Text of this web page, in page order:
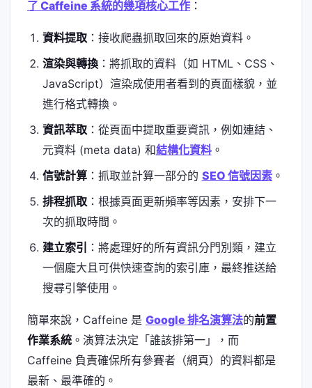
了 Caffeine 系統的幾項核心工作 ：
資料提取：接收爬蟲抓取回來的原始資料。
渲染與轉換：將抓取的資料（如 HTML、CSS、
JavaScript）渲染成使用者看到的頁面樣貌，並
進行格式轉換。
資訊萃取：從頁面中提取重要資訊，例如連結、
元資料 (meta data) 和結構化資料。
信號計算：抓取並計算一部分的 SEO 信號因素。
排程抓取：根據頁面更新頻率等因素，安排下一
次的抓取時間。
建立索引
：將處理好的所有資訊分門別類，建立
一個龐大且可供快速查詢的索引庫，最終推送給
搜尋引擎使用。
簡單來說，Caffeine 是 Google 排名演算法的前置
作業系統 。演算法決定「誰該排第一」，而
Caffeine 負責確保所有參賽者（網頁）的資料都是
最新、最準確的。